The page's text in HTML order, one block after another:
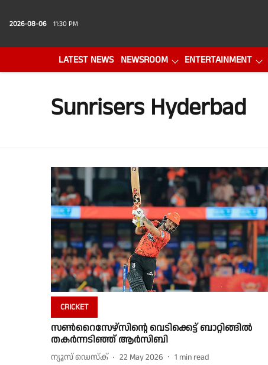
2026-08-06 11:30 PM
LATEST NEWS NEWSROOM ENTERTAINMENT
Sunrisers Hyderbad
CRICKET
സൺറൈസേഴ്സിൻ്റെ വെടിക്കെട്ട് ബാറ്റിങ്ങിൽ
തകർന്നടിഞ്ഞ് ആർസിബി
ന്യൂസ് ഡെസ്ക് 22 May 2026 1 min read